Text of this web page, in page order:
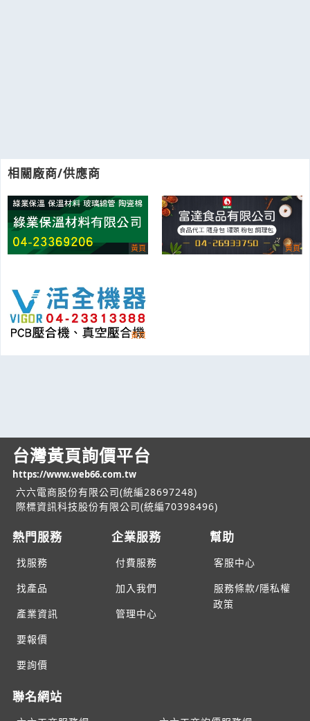
相關廠商/供應商
台灣黃頁詢價平台
https://www.web66.com.tw
六六電商股份有限公司(統編28697248)
際標資訊科技股份有限公司(統編70398496)
熱門服務
找服務
找產品
產業資訊
要報價
要詢價
企業服務
付費服務
加入我們
管理中心
幫助
客服中心
服務條款/隱私權
政策
聯名網站